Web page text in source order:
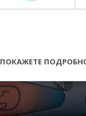
ПОКАЖЕТЕ
Строго